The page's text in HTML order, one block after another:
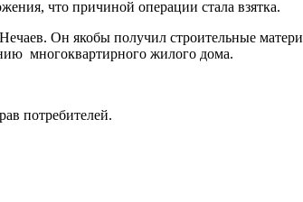
что причиной операции стала взятка.
Он якобы получил строительные
многоквартирного жилого дома.
потребителей.